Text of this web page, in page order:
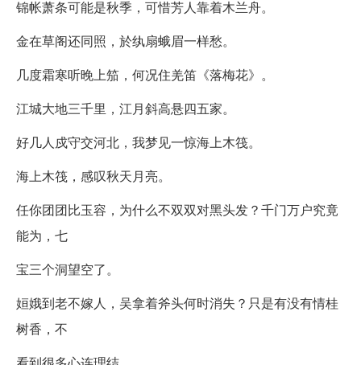
锦帐萧条可能是秋季，可惜芳人靠着木兰舟。
金在草阁还同照，於纨扇蛾眉一样愁。
几度霜寒听晚上笳，何况住羌笛《落梅花》。
江城大地三千里，江月斜高悬四五家。
好几人戍守交河北，我梦见一惊海上木筏。
海上木筏，感叹秋天月亮。
任你团团比玉容，为什么不双双对黑头发？千门万户究竟
能为，七
宝三个洞望空了。
姮娥到老不嫁人，吴拿着斧头何时消失？只是有没有情桂
树香，不